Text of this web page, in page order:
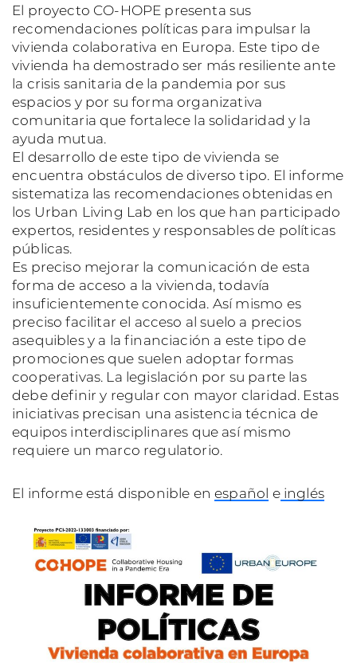
El proyecto CO-HOPE presenta sus
recomendaciones políticas para impulsar la
vivienda colaborativa en Europa. Este tipo de
vivienda ha demostrado ser más resiliente ante
la crisis sanitaria de la pandemia por sus
espacios y por su forma organizativa
comunitaria que fortalece la solidaridad y la
ayuda mutua.
El desarrollo de este tipo de vivienda se
encuentra obstáculos de diverso tipo. El informe
sistematiza las recomendaciones obtenidas en
los Urban Living Lab en los que han participado
expertos, residentes y responsables de políticas
públicas.
Es preciso mejorar la comunicación de esta
forma de acceso a la vivienda, todavía
insuficientemente conocida. Así mismo es
preciso facilitar el acceso al suelo a precios
asequibles y a la financiación a este tipo de
promociones que suelen adoptar formas
cooperativas. La legislación por su parte las
debe definir y regular con mayor claridad. Estas
iniciativas precisan una asistencia técnica de
equipos interdisciplinares que así mismo
requiere un marco regulatorio.
El informe está disponible enespañol einglés